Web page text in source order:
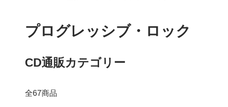
プログレッシブ・ロック
CD通販カテゴリー
全67商品